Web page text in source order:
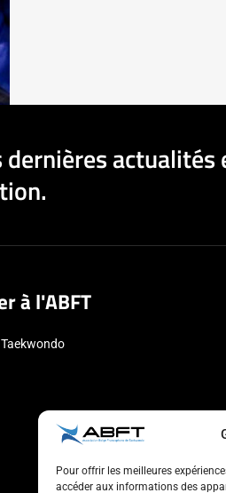
Pour offrir les meilleures
accéder aux informations des
actualités
à l'ABFT